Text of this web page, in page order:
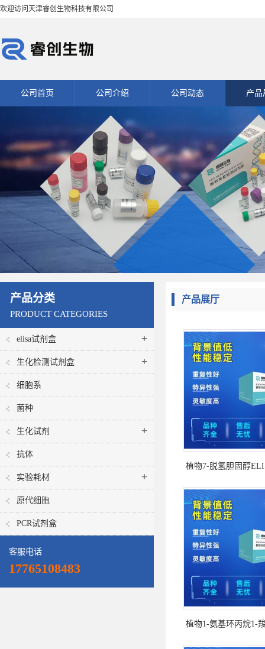
欢迎访问天津睿创生物科技有限公司
公司首页 公司介绍 公司动态 产品
产品分类
PRODUCT CATEGORIES
elisa试剂盒 +
生化检测试剂盒 +
细胞系
菌种
生化试剂 +
抗体
实验耗材 +
原代细胞
PCR试剂盒
客服电话
17765108483
产品展厅
植物7-脱氢胆固醇
植物1-氨基环丙烷1-